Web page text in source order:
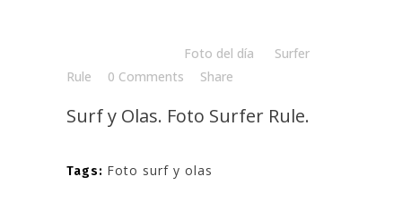
Foto del día
Surfer
Rule
0 Comments Share
Surf y Olas. Foto Surfer Rule.
Tags: Foto surf y olas